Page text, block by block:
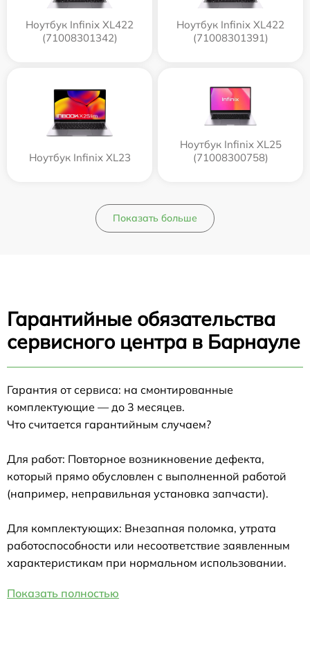
Ноутбук Infinix XL422
(71008301342)
Ноутбук Infinix XL422
(71008301391)
Ноутбук Infinix XL23
Ноутбук Infinix XL25
(71008300758)
Показать больше
Гарантийные обязательства
сервисного центра в Барнауле
Гарантия от сервиса: на смонтированные
комплектующие — до 3 месяцев.
Что считается гарантийным случаем?
Для работ: Повторное возникновение дефекта,
который прямо обусловлен с выполненной работой
(например, неправильная установка запчасти).
Для комплектующих: Внезапная поломка, утрата
работоспособности или несоответствие заявленным
характеристикам при нормальном использовании.
Показать полностью